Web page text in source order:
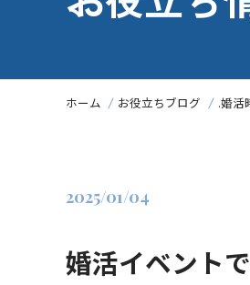
ホーム お役立ちブログ .婚活
婚活イベント
2025/01/04